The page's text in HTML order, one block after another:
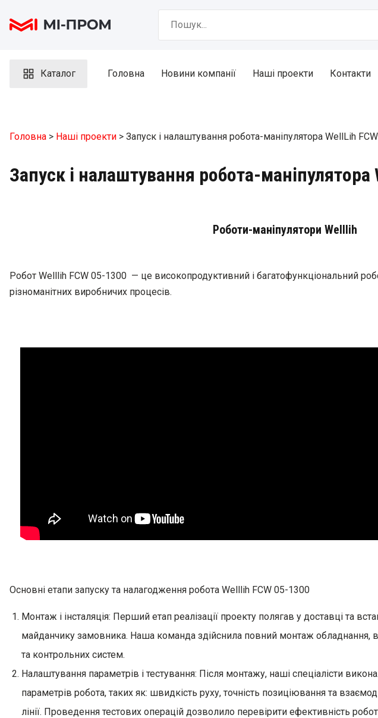
content
for:
Каталог Головна Новини компанії Наші проекти Контакти
Головна > Наші проекти > Запуск і налаштування робота-маніпулятора WellLih
Запуск і налаштування робота-
Роботи-маніпулятори Welllih
Робот Welllih FCW 05-1300 — це високопродуктивний і багатофункціональний
різноманітних виробничих процесів.
Основні етапи запуску та налагодження робота Welllih FCW 05-1300
Монтаж і інсталяція: Перший етап реалізації проекту полягав у доставці та
майданчику замовника. Наша команда здійснила повний монтаж
та контрольних систем.
Налаштування параметрів і тестування: Після монтажу, наші спеціалісти
параметрів робота, таких як: швидкість руху, точність позиціювання та
лінії. Проведення тестових операцій дозволило перевірити ефективність